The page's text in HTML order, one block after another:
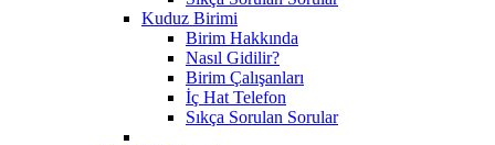
Kuduz Birimi
Birim Hakkında
Nasıl Gidilir?
Birim Çalışanları
İç Hat Telefon
Sıkça Sorulan Sorular